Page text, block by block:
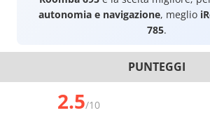
autonomia e navigazione, meglio
785.
PUNTEGGI
2.5/10